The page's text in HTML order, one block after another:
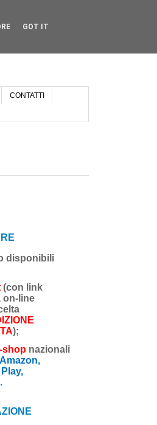
CONTATTI
disponibili
(con link
on-line
);
shop nazionali
Amazon,
GOT IT